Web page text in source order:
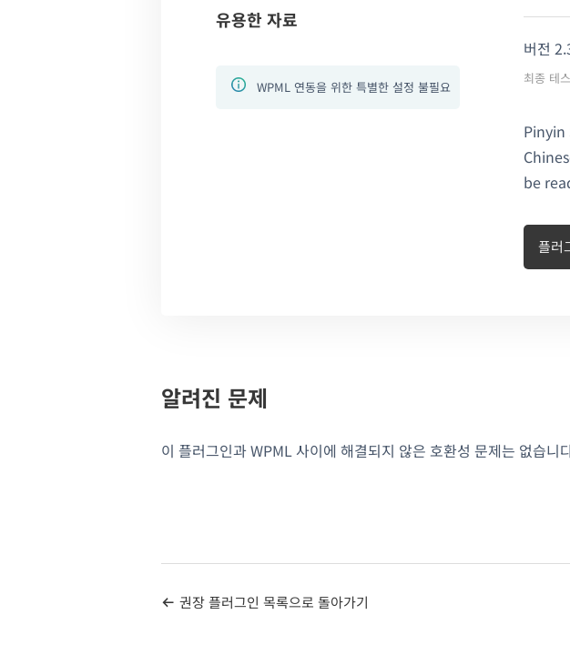
유용한 자료
WPML 연동을 위한 특별한 설정 불필요
버전
최종 테
be
플러
알려진 문제
이 플러그인과 WPML 사이에 해결되지 않은 호환성 문제는 없습니
권장 플러그인 목록으로 돌아가기